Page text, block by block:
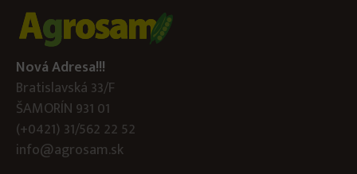
Nová Adresa!!!
Bratislavská 33/F
ŠAMORÍN 931 01
(+0421) 31/562 22 52
info@agrosam.sk